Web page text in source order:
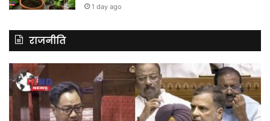
1 day ago
राजनीति